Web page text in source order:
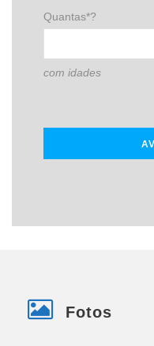
Quantas*?
com idades
Fotos